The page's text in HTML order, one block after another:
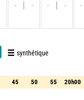
- - - - -
synthétique
45 50 55 20h00
45 50 55 20h00